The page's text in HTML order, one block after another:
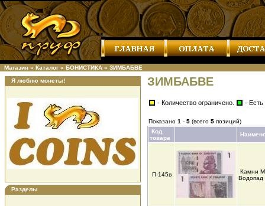
Магазин » Каталог » БОНИСТИКА » ЗИМБАБВЕ
Я люблю монеты!
Разделы
ЗИМБАБВЕ
- Количество ограничено. - Есть
Показано 1 - 5 (всего 5 позиций)
Код
товара
П-145в
Камни
Водопад